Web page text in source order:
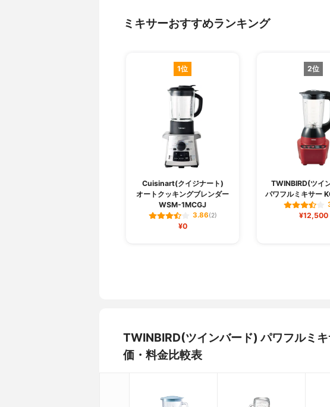
ミキサーおすすめランキング
1位
Cuisinart(クイジナート)
オートクッキングブレンダー
WSM-1MCGJ
3.86(2)
¥0
2位
TWINBIRD(ツイ
パワフルミキサー
¥12,500
TWINBIRD(ツインバード) パワフルミ
価・料金比較表